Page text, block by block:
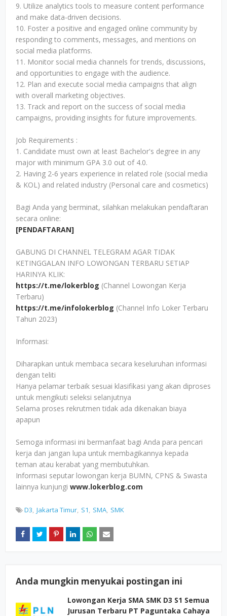
9. Utilize analytics tools to measure content performance
and make data-driven decisions.
10. Foster a positive and engaged online community by
responding to comments, messages, and mentions on
social media platforms.
11. Monitor social media channels for trends, discussions,
and opportunities to engage with the audience.
12. Plan and execute social media campaigns that align
with overall marketing objectives.
13. Track and report on the success of social media
campaigns, providing insights for future improvements.
Job Requirements :
1. Candidate must own at least Bachelor's degree in any
major with minimum GPA 3.0 out of 4.0.
2. Having 2-6 years experience in related role (social media
& KOL) and related industry (Personal care and cosmetics)
Bagi Anda yang berminat, silahkan melakukan pendaftaran
secara online:
[PENDAFTARAN]
GABUNG DI CHANNEL TELEGRAM AGAR TIDAK
KETINGGALAN INFO LOWONGAN TERBARU SETIAP
HARINYA KLIK:
https://t.me/lokerblog (Channel Lowongan Kerja
Terbaru)
https://t.me/infolokerblog (Channel Info Loker Terbaru
Tahun 2023)
Informasi:
Diharapkan untuk membaca secara keseluruhan informasi
dengan teliti
Hanya pelamar terbaik sesuai klasifikasi yang akan diproses
untuk mengikuti seleksi selanjutnya
Selama proses rekrutmen tidak ada dikenakan biaya
apapun
Semoga informasi ini bermanfaat bagi Anda para pencari
kerja dan jangan lupa untuk membagikannya kepada
teman atau kerabat yang membutuhkan.
Informasi seputar lowongan kerja BUMN, CPNS & Swasta
lainnya kunjungi www.lokerblog.com
D3 Jakarta Timur S1 SMA SMK
Anda mungkin menyukai postingan ini
Lowongan Kerja SMA SMK D3 S1 Semua
Jurusan Terbaru PT Paguntaka Cahaya